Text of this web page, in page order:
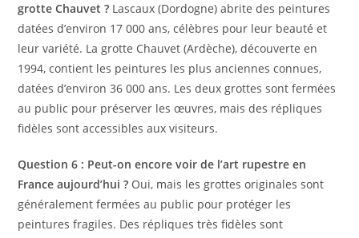
grotte Chauvet ? Lascaux (Dordogne) abrite des peintures
datées d’environ 17 000 ans, célèbres pour leur beauté et
leur variété. La grotte Chauvet (Ardèche), découverte en
1994, contient les peintures les plus anciennes connues,
datées d’environ 36 000 ans. Les deux grottes sont fermées
au public pour préserver les œuvres, mais des répliques
fidèles sont accessibles aux visiteurs.
Question 6 : Peut-on encore voir de l’art rupestre en
France aujourd’hui ? Oui, mais les grottes originales sont
généralement fermées au public pour protéger les
peintures fragiles. Des répliques très fidèles sont